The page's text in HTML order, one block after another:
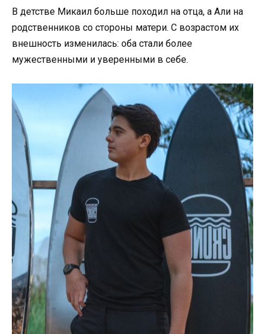
В детстве Микаил больше походил на отца, а Али на
родственников со стороны матери. С возрастом их
внешность изменилась: оба стали более
мужественными и уверенными в себе.